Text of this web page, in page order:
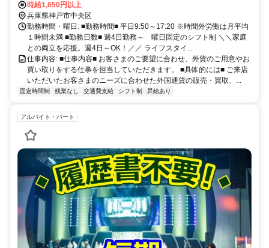
時給1,650円以上
兵庫県神戸市中央区
勤務時間・曜日: ■勤務時間■ 平日9:50～17:20 ※時間外労働は月平均
１時間未満 ■勤務日数■ 週4日勤務～ 曜日固定のシフト制 ＼＼家庭
との両立を応援。週4日～OK！／／ ライフスタイ...
仕事内容: ■仕事内容■ お客さまのご要望に合わせ、外貨のご用意やお
買い取りをする仕事を担当していただきます。 ■具体的には■ ご来店
いただいたお客さまのニーズに合わせた外国通貨の販売・買取、...
固定時間制 残業なし 交通費支給 シフト制 昇給あり
アルバイト・パート